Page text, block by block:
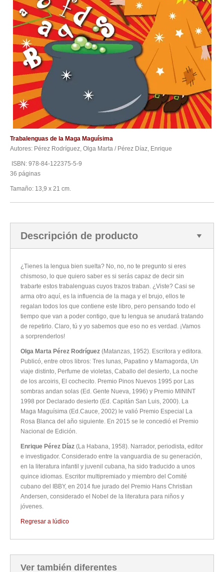
Trabalenguas de la Maga Maguísima
Autores: Pérez Rodríguez, Olga Marta / Pérez Díaz, Enrique
ISBN: 978-84-122375-5-9
36 páginas
Tamaño: 13,9 x 21 cm.
Descripción de producto
¿Tienes la lengua bien suelta? No, no, no te pregunto si eres
chismoso, lo que quiero saber es si serás capaz de decir sin
trabarte estos trabalenguas cuyos trazos traban. ¿Viste? Casi se
arma otro aquí, es la influencia de la maga y el brujo, ellos te
regalan todos los que contiene este libro, pero pensando todo el
tiempo que van a poder contigo, que tu lengua se anudará tratando
de repetirlo. Claro, tú y yo sabemos que eso no es verdad. ¡Vamos
a sorprenderlos!
Olga Marta Pérez Rodríguez (Matanzas, 1952). Escritora y editora.
Publicó, entre otros libros: Tres lunas, Papatino y Mamagorda, Un
viaje distinto, Perfume de violetas, Caballo del desierto, La noche
de los arcoiris, El cochecito. Premio Pinos Nuevos 1995 por Las
sombras andan solas (Ed. Gente Nueva, 1996) y Premio MININT
1998 por Declarado desierto (Ed. Capitán San Luis, 2000). La
Maga Maguísima (Ed.Cauce, 2002) le valió Premio Especial La
Rosa Blanca del año siguiente. En 2015 se le concedió el Premio
Nacional de Edición.
Enrique Pérez Díaz (La Habana, 1958). Narrador, periodista, editor
e investigador. Considerado entre la vanguardia de su generación,
en la literatura infantil y juvenil cubana, ha sido traducido a unos
quince idiomas. Escritor multipremiado y miembro del Comité
cubano del IBBY, en 2014 fue jurado del Premio Hans Christian
Andersen, considerado el Nobel de la literatura para niños y
jóvenes.
Regresar a lúdico
Ver también diferentes